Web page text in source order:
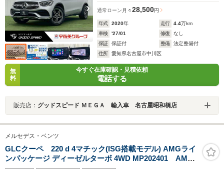
通常ローン 月々28,500円
年式 2020年 走行 4.4万km
車検
'27/01 修復
なし
保証
保証付 整備
法定整備付
住所
愛知県名古屋市中川区
無
料
今すぐ在庫確認・見積依頼
電話する
販売店： グッドスピード ＭＥＧＡ 輸入車 名古屋昭和橋店
メルセデス・ベンツ
GLCクーペ 220 d 4マチック(ISG搭載モデル) AMGライ
ンパッケージ ディーゼルターボ 4WD MP202401 AMG